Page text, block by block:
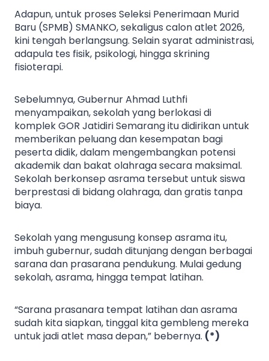
Adapun, untuk proses Seleksi Penerimaan Murid
Baru (SPMB) SMANKO, sekaligus calon atlet 2026,
kini tengah berlangsung. Selain syarat administrasi,
adapula tes fisik, psikologi, hingga skrining
fisioterapi.
Sebelumnya, Gubernur Ahmad Luthfi
menyampaikan, sekolah yang berlokasi di
komplek GOR Jatidiri Semarang itu didirikan untuk
memberikan peluang dan kesempatan bagi
peserta didik, dalam mengembangkan potensi
akademik dan bakat olahraga secara maksimal.
Sekolah berkonsep asrama tersebut untuk siswa
berprestasi di bidang olahraga, dan gratis tanpa
biaya.
Sekolah yang mengusung konsep asrama itu,
imbuh gubernur, sudah ditunjang dengan berbagai
sarana dan prasarana pendukung. Mulai gedung
sekolah, asrama, hingga tempat latihan.
“Sarana prasanara tempat latihan dan asrama
sudah kita siapkan, tinggal kita gembleng mereka
untuk jadi atlet masa depan,” bebernya. (*)